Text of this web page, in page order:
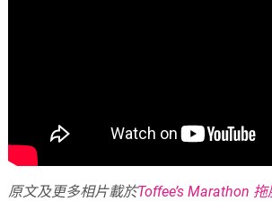
原文及更多相片載於Toffee’s Marathon